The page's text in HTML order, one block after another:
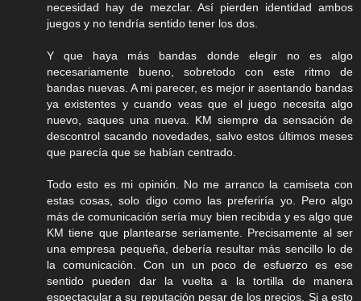
necesidad hay de mezclar. Así pierden identidad ambos
juegos y no tendría sentido tener los dos.
Y que haya más bandas donde elegir no es algo
necesariamente bueno, sobretodo con este ritmo de
bandas nuevas. A mi parecer, es mejor ir asentando bandas
ya existentes y cuando veas que el juego necesita algo
nuevo, saques una nueva. KM siempre da sensación de
descontrol sacando novedades, salvo estos últimos meses
que parecía que se habían centrado.
Todo esto es mi opinión. No me arranco la camiseta con
estas cosas, solo digo como las preferiría yo. Pero algo
más de comunicación sería muy bien recibida y es algo que
KM tiene que plantearse seriamente. Precisamente al ser
una empresa pequeña, debería resultar más sencillo lo de
la comunicación. Con un un poco de esfuerzo es ese
sentido pueden dar la vuelta a la tortilla de manera
espectacular a su reputación pesar de los precios. Si a esto